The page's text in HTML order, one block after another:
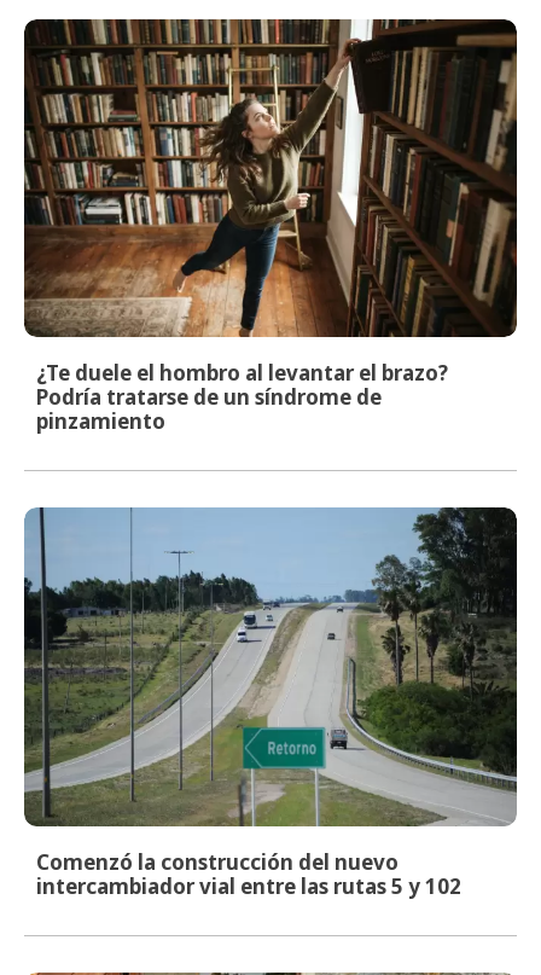
¿Te duele el hombro al levantar el brazo?
Podría tratarse de un síndrome de
pinzamiento
Comenzó la construcción del nuevo
intercambiador vial entre las rutas 5 y 102